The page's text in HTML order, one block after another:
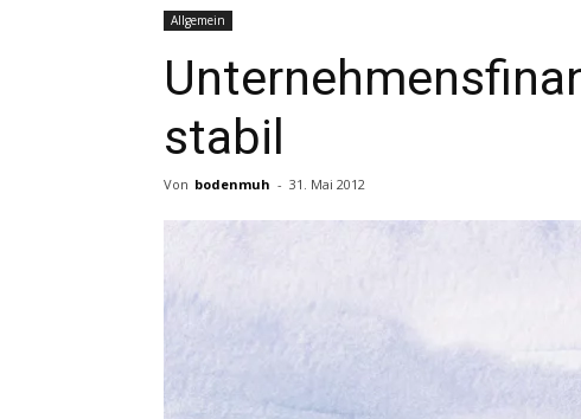
Allgemein
stabil
Von bodenmuh - 31. Mai 2012